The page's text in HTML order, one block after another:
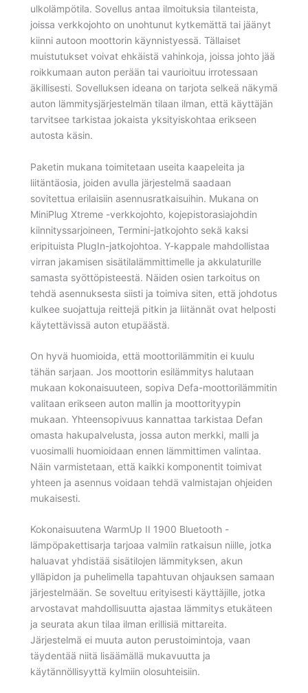
ulkolämpötila. Sovellus antaa ilmoituksia tilanteista,
joissa verkkojohto on unohtunut kytkemättä tai jäänyt
kiinni autoon moottorin käynnistyessä. Tällaiset
muistutukset voivat ehkäistä vahinkoja, joissa johto jää
roikkumaan auton perään tai vaurioituu irrotessaan
äkillisesti. Sovelluksen ideana on tarjota selkeä näkymä
auton lämmitysjärjestelmän tilaan ilman, että käyttäjän
tarvitsee tarkistaa jokaista yksityiskohtaa erikseen
autosta käsin.
Paketin mukana toimitetaan useita kaapeleita ja
liitäntäosia, joiden avulla järjestelmä saadaan
sovitettua erilaisiin asennusratkaisuihin. Mukana on
MiniPlug Xtreme -verkkojohto, kojepistorasiajohdin
kiinnityssarjoineen, Termini-jatkojohto sekä kaksi
eripituista PlugIn-jatkojohtoa. Y-kappale mahdollistaa
virran jakamisen sisätilalämmittimelle ja akkulaturille
samasta syöttöpisteestä. Näiden osien tarkoitus on
tehdä asennuksesta siisti ja toimiva siten, että johdotus
kulkee suojattuja reittejä pitkin ja liitännät ovat helposti
käytettävissä auton etupäästä.
On hyvä huomioida, että moottorilämmitin ei kuulu
tähän sarjaan. Jos moottorin esilämmitys halutaan
mukaan kokonaisuuteen, sopiva Defa-moottorilämmitin
valitaan erikseen auton mallin ja moottorityypin
mukaan. Yhteensopivuus kannattaa tarkistaa Defan
omasta hakupalvelusta, jossa auton merkki, malli ja
vuosimalli huomioidaan ennen lämmittimen valintaa.
Näin varmistetaan, että kaikki komponentit toimivat
yhteen ja asennus voidaan tehdä valmistajan ohjeiden
mukaisesti.
Kokonaisuutena WarmUp II 1900 Bluetooth -
lämpöpakettisarja tarjoaa valmiin ratkaisun niille, jotka
haluavat yhdistää sisätilojen lämmityksen, akun
ylläpidon ja puhelimella tapahtuvan ohjauksen samaan
järjestelmään. Se soveltuu erityisesti käyttäjille, jotka
arvostavat mahdollisuutta ajastaa lämmitys etukäteen
ja seurata akun tilaa ilman erillisiä mittareita.
Järjestelmä ei muuta auton perustoimintoja, vaan
täydentää niitä lisäämällä mukavuutta ja
käytännöllisyyttä kylmiin olosuhteisiin.